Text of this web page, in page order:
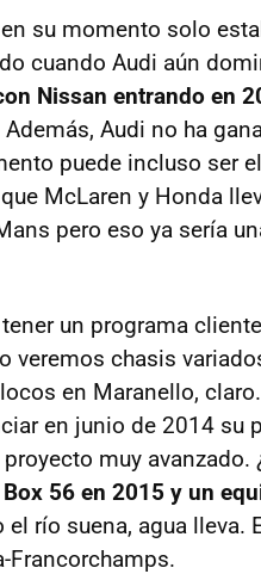
su momento solo
cuando Audi aún
Nissan entrando en
Además, Audi no ha
puede incluso ser
McLaren y Honda
pero eso ya sería
un programa
veremos chasis
en Maranello,
en junio de 2014 su
muy avanzado.
56 en 2015 y un
el río suena, agua lleva.
Francorchamps.